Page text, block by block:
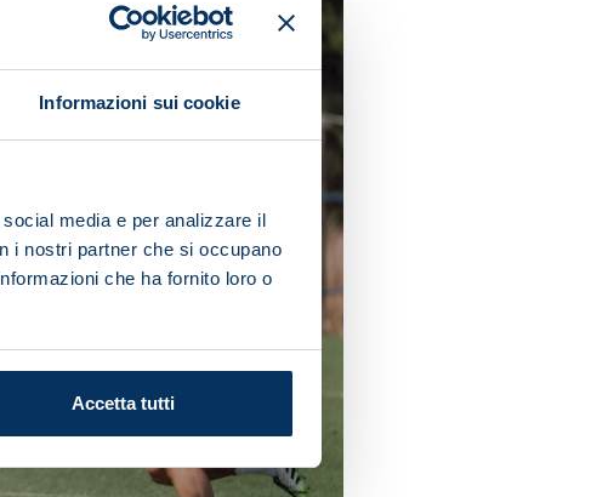
Informazioni sui cookie
media e per analizzare il
i nostri partner che si occupano
che ha fornito loro o
Accetta tutti